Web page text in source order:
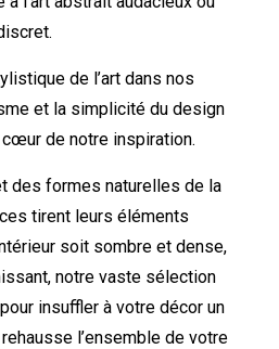
de l’art dans nos
et la simplicité du design
de notre inspiration.
des formes naturelles de la
tirent leurs éléments
soit sombre et dense,
notre vaste sélection
insuffler à votre décor un
l’ensemble de votre